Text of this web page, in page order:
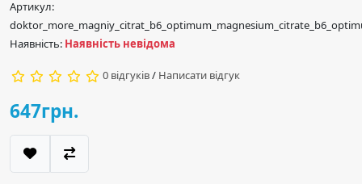
Артикул:
Наявність: Наявність невідома
0 відгуків/ Написати відгук
647грн.